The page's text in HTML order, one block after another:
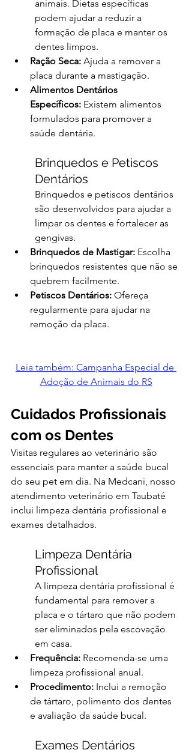
animais. Dietas específicas
podem ajudar a reduzir a
formação de placa e manter os
dentes limpos.
Ração Seca: Ajuda a remover a
placa durante a mastigação.
Alimentos Dentários
Específicos: Existem alimentos
formulados para promover a
saúde dentária.
Brinquedos e Petiscos
Dentários
Brinquedos e petiscos dentários
são desenvolvidos para ajudar a
limpar os dentes e fortalecer as
gengivas.
Brinquedos de Mastigar: Escolha
brinquedos resistentes que não se
quebrem facilmente.
Petiscos Dentários: Ofereça
regularmente para ajudar na
remoção da placa.
Leia também: Campanha Especial de
Adoção de Animais do RS
Cuidados Profissionais
com os Dentes
Visitas regulares ao veterinário são
essenciais para manter a saúde bucal
do seu pet em dia. Na Medcani, nosso
atendimento veterinário em Taubaté
inclui limpeza dentária profissional e
exames detalhados.
Limpeza Dentária
Profissional
A limpeza dentária profissional é
fundamental para remover a
placa e o tártaro que não podem
ser eliminados pela escovação
em casa.
Frequência: Recomenda-se uma
limpeza profissional anual.
Procedimento: Inclui a remoção
de tártaro, polimento dos dentes
e avaliação da saúde bucal.
Exames Dentários